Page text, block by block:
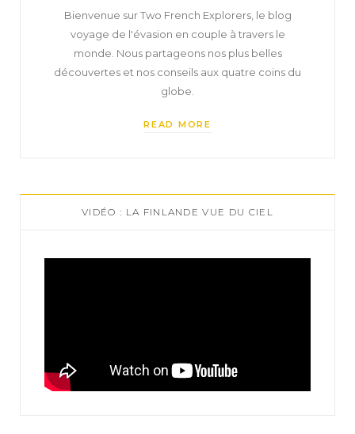
Bienvenue sur Two French Explorers, le blog
voyage de l'évasion en couple à travers le
monde. Nous partageons nos plus belles
découvertes et nos conseils aux quatre coins du
globe.
READ MORE
VIDÉO : LA FINLANDE VUE DU CIEL